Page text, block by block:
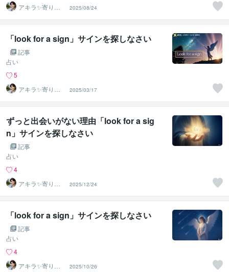
アキラ✨寄り添
う聴き手 迷い不
安の相談室
2025/08/24
「look for a sign」サインを探しなさい
記事
占い
5
アキラ✨寄り添
う聴き手 迷い不
安の相談室
2025/03/17
ずっと出会いがない理由「look for a sig
n」サインを探しなさい
記事
占い
4
アキラ✨寄り添
う聴き手 迷い不
安の相談室
2025/12/24
「look for a sign」サインを探しなさい
記事
占い
4
アキラ✨寄り添
2025/10/26